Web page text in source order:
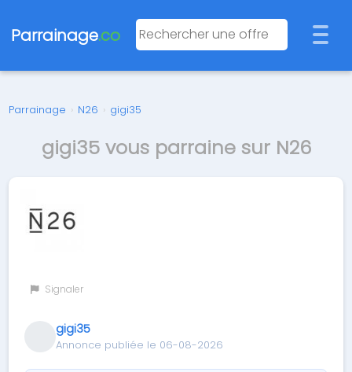
Parrainage.co
Parrainage › N26 › gigi35
gigi35 vous parraine sur N26
Signaler
gigi35
Annonce publiée le 06-08-2026